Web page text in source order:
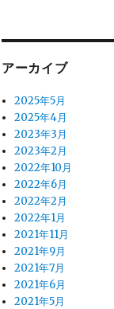
アーカイブ
2025年5月
2025年4月
2023年3月
2023年2月
2022年10月
2022年6月
2022年2月
2022年1月
2021年11月
2021年9月
2021年7月
2021年6月
2021年5月